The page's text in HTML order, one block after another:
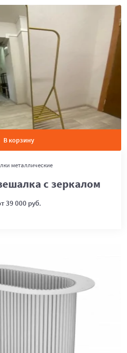
В корзину
металлические
с зеркалом
39 000 руб.